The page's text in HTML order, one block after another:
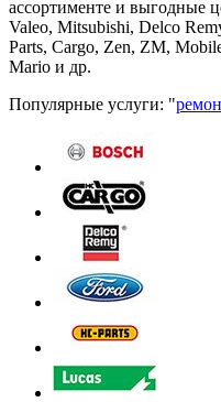
ассортименте и выгодные
Valeo, Mitsubishi, Delco
Parts, Cargo, Zen, ZM,
Mario и др.
Популярные услуги: "